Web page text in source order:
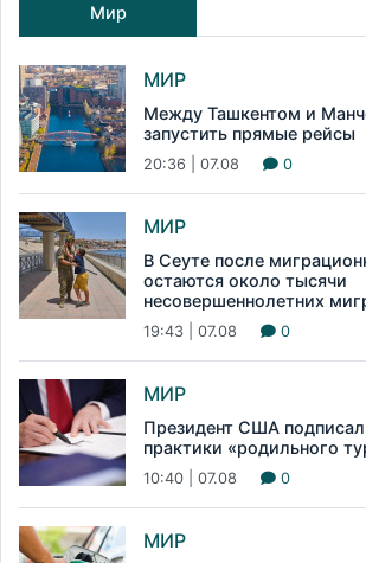
Мир
МИР
Между Ташкентом и
запустить прямые рейсы
20:36 | 07.08 0
МИР
В Сеуте после
остаются около тысячи
несовершеннолетних
19:43 | 07.08 0
МИР
Президент США подписал
практики «родильного
10:40 | 07.08 0
МИР